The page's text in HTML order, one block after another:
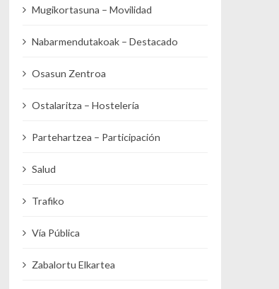
Mugikortasuna – Movilidad
Nabarmendutakoak – Destacado
Osasun Zentroa
Ostalaritza – Hostelería
Partehartzea – Participación
Salud
Trafiko
Vía Pública
Zabalortu Elkartea